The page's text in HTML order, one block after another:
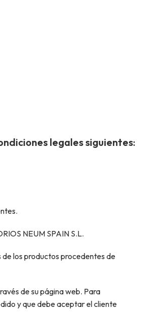
legales siguientes:
NEUM SPAIN S.L.
de los productos procedentes de
de su página web. Para
y que debe aceptar el cliente